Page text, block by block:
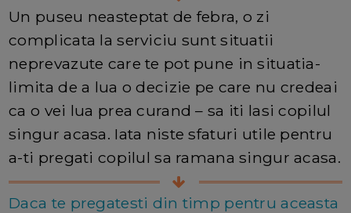
Un puseu neasteptat de febra, o zi
complicata la serviciu sunt situatii
neprevazute care te pot pune in situatia-
limita de a lua o decizie pe care nu credeai
ca o vei lua prea curand – sa iti lasi copilul
singur acasa. Iata niste sfaturi utile pentru
a-ti pregati copilul sa ramana singur acasa.
Daca te pregatesti din timp pentru aceasta